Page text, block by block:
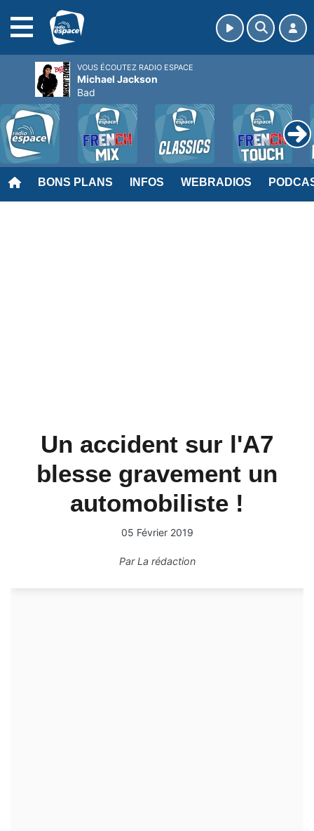
BONS PLANS INFOS WEBRADIOS
Un accident sur l'A7
blesse gravement un
automobiliste !
05 Février 2019
ParLa rédaction
VOUS ÉCOUTEZ RADIO ESPACE
Michael Jackson
Bad